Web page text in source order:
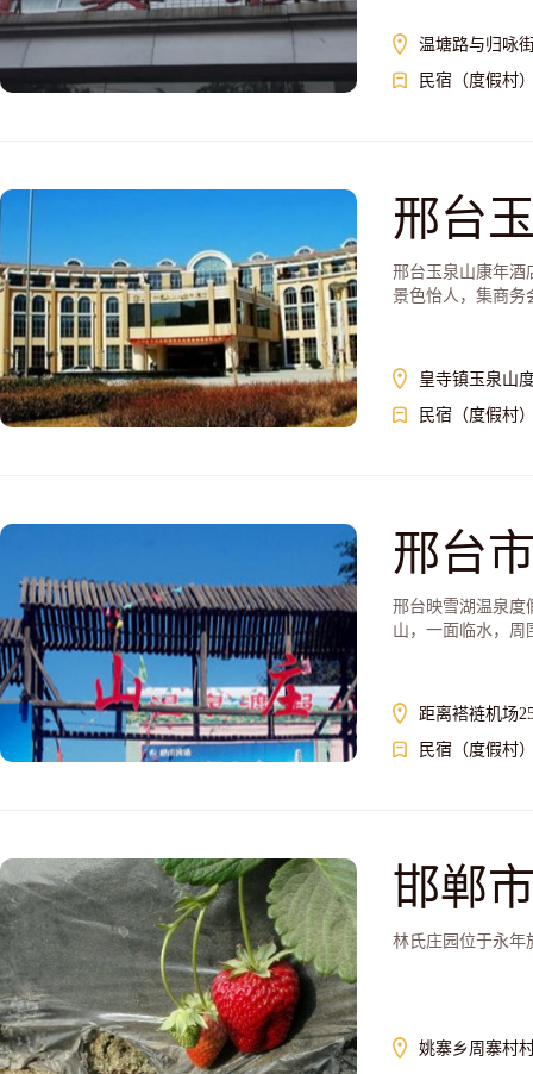
温塘路与归咏
民宿（度假村
邢台
邢台玉泉山康年酒
景色怡人，集商务
皇寺镇玉泉山
民宿（度假村
邢台
邢台映雪湖温泉度
山，一面临水，周
距离褡裢机场
民宿（度假村
邯郸
林氏庄园位于永年
姚寨乡周寨村